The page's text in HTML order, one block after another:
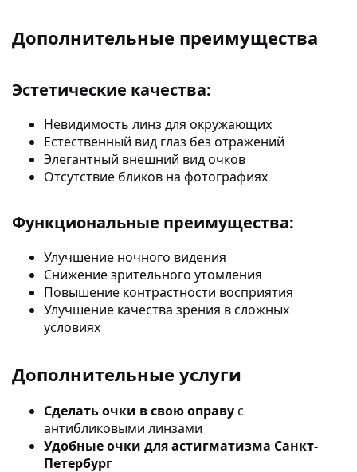
Дополнительные преимущества
Эстетические качества:
Невидимость линз для окружающих
Естественный вид глаз без отражений
Элегантный внешний вид очков
Отсутствие бликов на фотографиях
Функциональные преимущества:
Улучшение ночного видения
Снижение зрительного утомления
Повышение контрастности восприятия
Улучшение качества зрения в сложных
условиях
Дополнительные услуги
Сделать очки в свою оправус
антибликовыми линзами
Удобные очки для астигматизма Санкт-
Петербург